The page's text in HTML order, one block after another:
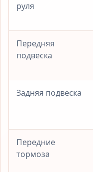
руля
Передняя
подвеска
Задняя подвеска
Передние
тормоза